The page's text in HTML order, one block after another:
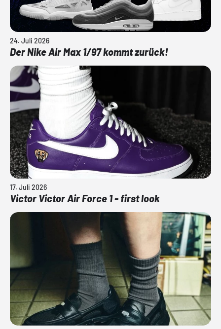
24. Juli 2026
Der Nike Air Max 1/97 kommt zurück!
17. Juli 2026
Victor Victor Air Force 1 - first look